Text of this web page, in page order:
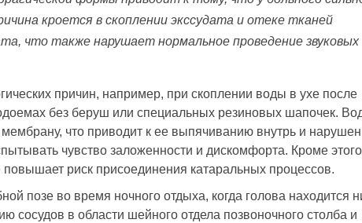
кроется в скоплении экссудата и отеке тканей
что также нарушает нормальное проведение звуковых
причин, например, при скоплении воды в ухе после
без беруш или специальных резиновых шапочек.
что приводит к ее выпячиванию внутрь и
чувство заложенности и дискомфорта. Кроме
риск присоединения катаральных процессов.
позе во время ночного отдыха, когда голова находится
сосудов в области шейного отдела позвоночного столба и